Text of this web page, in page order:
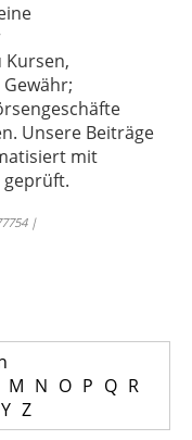
Kursen,
Unsere Beiträge
mit
|
M N O P Q R
Y Z